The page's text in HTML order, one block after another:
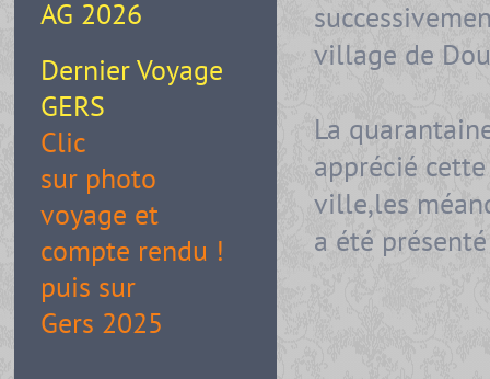
AG 2026
Dernier Voyage
GERS
Clic
sur photo
voyage et
compte rendu !
puis sur
Gers 2025
village de
La
apprécié
ville,les
a été